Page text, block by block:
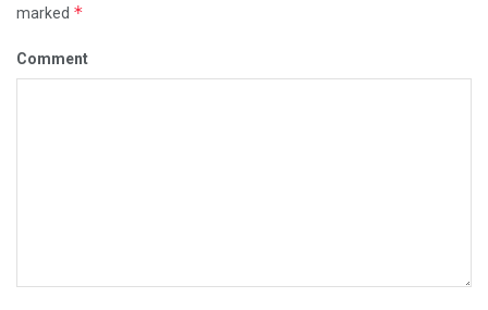
marked *
Comment